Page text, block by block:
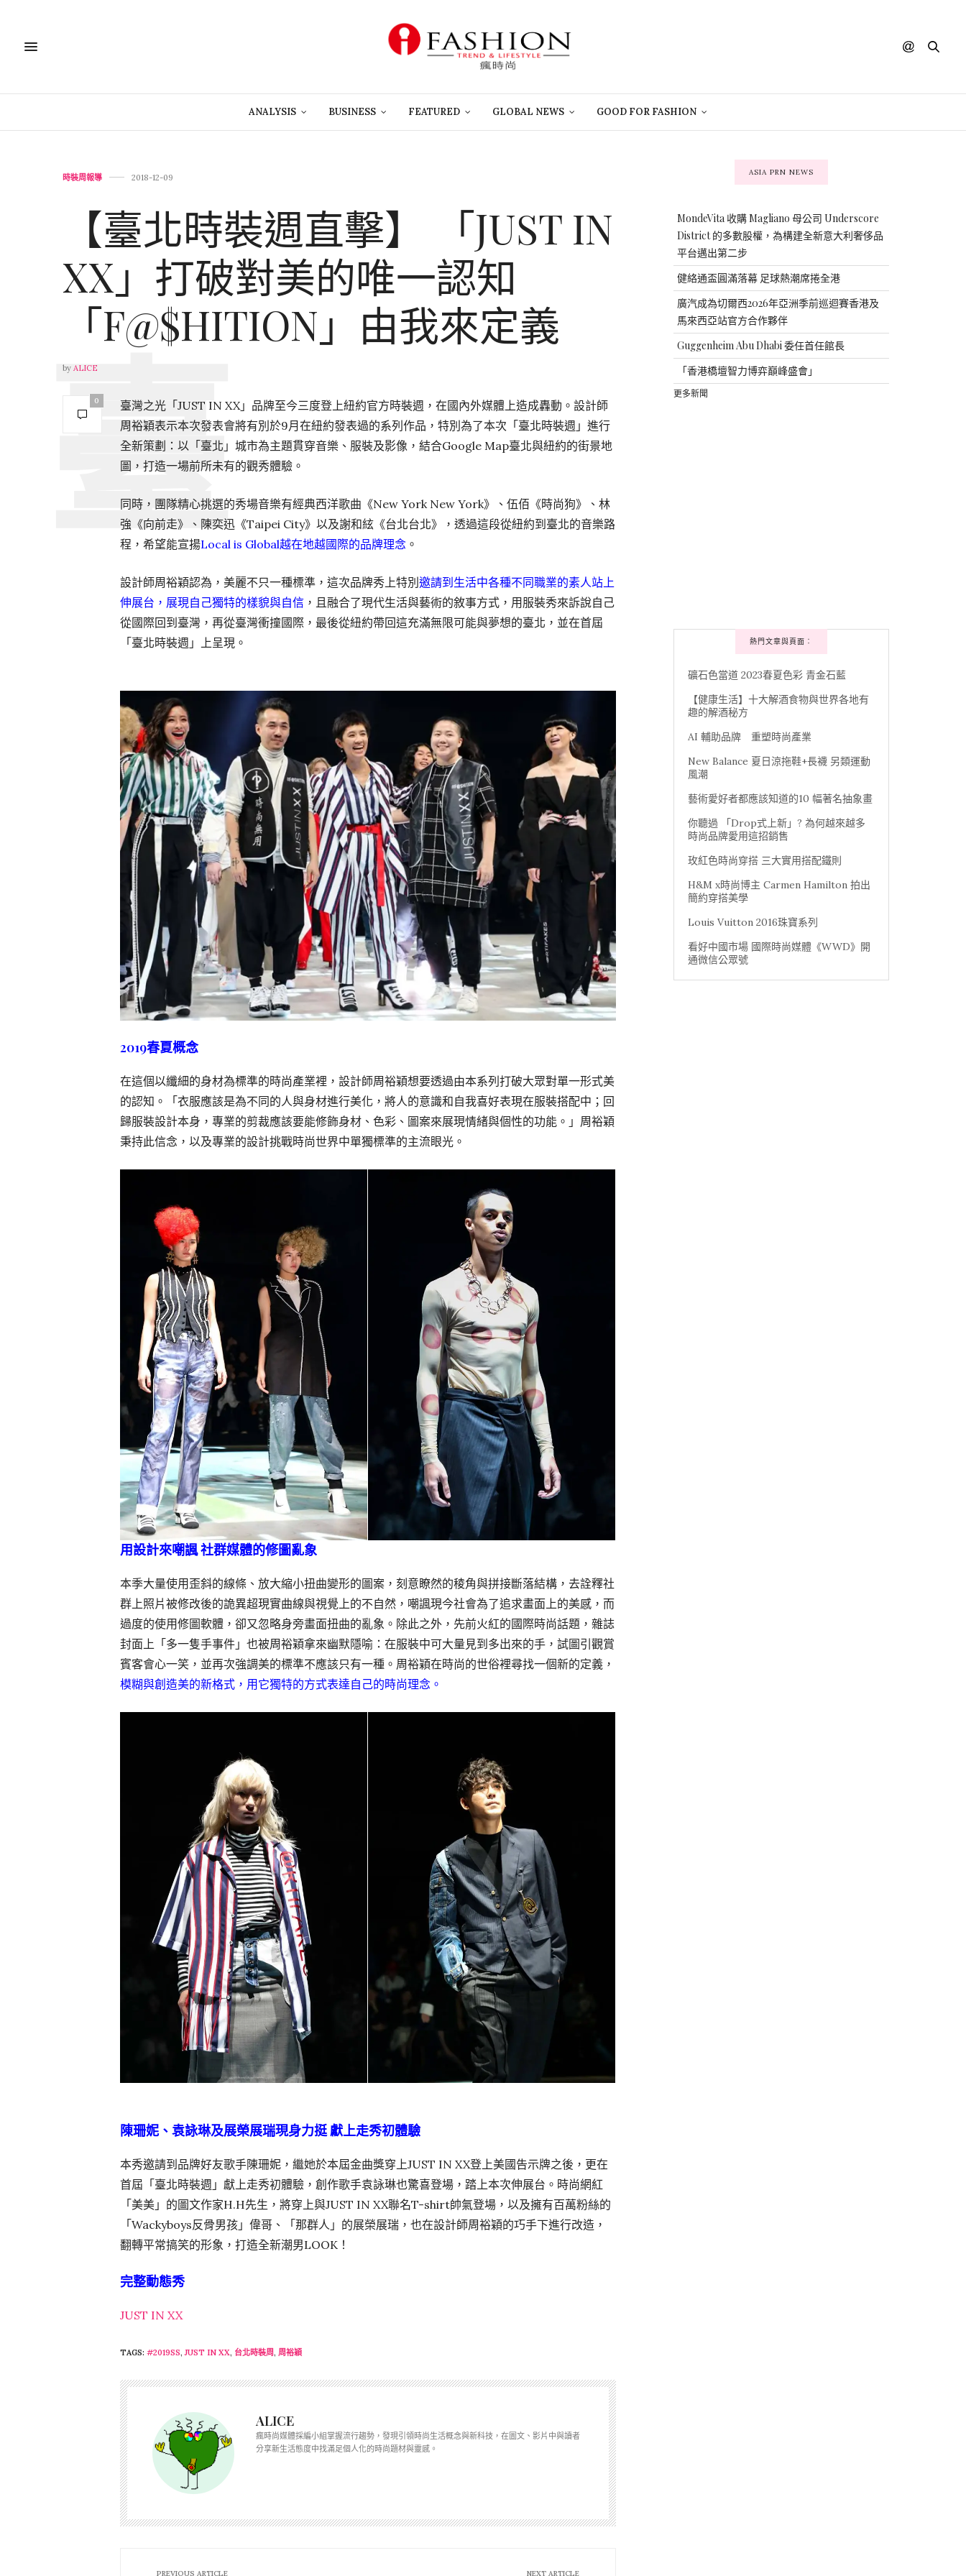
ANALYSIS BUSINESS FEATURED GLOBAL NEWS GOOD FOR FASHION
時裝周報導 2018-12-09
【臺北時裝週直擊】 「JUST IN
XX」打破對美的唯一認知
「F@$HITION」由我來定義
by ALICE
0
臺灣之光「JUST IN XX」品牌至今三度登上紐約官方時裝週，在國內外媒體上造成轟動。設計師
周裕穎表示本次發表會將有別於9月在紐約發表過的系列作品，特別為了本次「臺北時裝週」進行
全新策劃：以「臺北」城市為主題貫穿音樂、服裝及影像，結合Google Map臺北與紐約的街景地
圖，打造一場前所未有的觀秀體驗。
同時，團隊精心挑選的秀場音樂有經典西洋歌曲《New York New York》、伍佰《時尚狗》、林
強《向前走》、陳奕迅《Taipei City》以及謝和絃《台北台北》，透過這段從紐約到臺北的音樂路
程，希望能宣揚Local is Global越在地越國際的品牌理念 。
設計師周裕穎認為，美麗不只一種標準，這次品牌秀上特別邀請到生活中各種不同職業的素人站上
伸展台，展現自己獨特的樣貌與自信 ，且融合了現代生活與藝術的敘事方式，用服裝秀來訴說自己
從國際回到臺灣，再從臺灣衝撞國際，最後從紐約帶回這充滿無限可能與夢想的臺北，並在首屆
「臺北時裝週」上呈現。
2019春夏概念
在這個以纖細的身材為標準的時尚產業裡，設計師周裕穎想要透過由本系列打破大眾對單一形式美
的認知。「衣服應該是為不同的人與身材進行美化，將人的意識和自我喜好表現在服裝搭配中；回
歸服裝設計本身，專業的剪裁應該要能修飾身材、色彩、圖案來展現情緒與個性的功能。」周裕穎
秉持此信念，以及專業的設計挑戰時尚世界中單獨標準的主流眼光。
用設計來嘲諷社群媒體的修圖亂象
本季大量使用歪斜的線條、放大縮小扭曲變形的圖案，刻意瞭然的稜角與拼接斷落結構，去詮釋社
群上照片被修改後的詭異超現實曲線與視覺上的不自然，嘲諷現今社會為了追求畫面上的美感，而
過度的使用修圖軟體，卻又忽略身旁畫面扭曲的亂象。除此之外，先前火紅的國際時尚話題，雜誌
封面上「多一隻手事件」也被周裕穎拿來幽默隱喻：在服裝中可大量見到多出來的手，試圖引觀賞
賓客會心一笑，並再次強調美的標準不應該只有一種。周裕穎在時尚的世俗裡尋找一個新的定義，
模糊與創造美的新格式，用它獨特的方式表達自己的時尚理念。
陳珊妮、袁詠琳及展榮展瑞現身力挺獻上走秀初體驗
本秀邀請到品牌好友歌手陳珊妮，繼她於本屆金曲獎穿上JUST IN XX登上美國告示牌之後，更在
首屆「臺北時裝週」獻上走秀初體驗，創作歌手袁詠琳也驚喜登場，踏上本次伸展台。時尚網紅
「美美」的圖文作家H.H先生，將穿上與JUST IN XX聯名T-shirt帥氣登場，以及擁有百萬粉絲的
「Wackyboys反骨男孩」偉哥、「那群人」的展榮展瑞，也在設計師周裕穎的巧手下進行改造，
翻轉平常搞笑的形象，打造全新潮男LOOK！
完整動態秀
JUST IN XX
TAGS: #2019SS,JUST IN XX, 台北時裝周, 周裕穎
ALICE
瘋時尚媒體採編小組掌握流行趨勢，發現引領時尚生活概念與新科技，在圖文、影片中與讀者
分享新生活態度中找滿足個人化的時尚題材與靈感。
PREVIOUS ARTICLE NEXT ARTICLE
ASIA PRN NEWS
MondeVita 收購 Magliano 母公司 Underscore
District 的多數股權，為構建全新意大利奢侈品
平台邁出第二步
健絡通盃圓滿落幕 足球熱潮席捲全港
廣汽成為切爾西2026年亞洲季前巡迴賽香港及
馬來西亞站官方合作夥伴
Guggenheim Abu Dhabi 委任首任館長
「香港橋壇智力博弈巔峰盛會」
更多新聞
熱門文章與頁面︰
礦石色當道 2023春夏色彩 青金石藍
【健康生活】十大解酒食物與世界各地有
趣的解酒秘方
AI 輔助品牌 重塑時尚產業
New Balance 夏日涼拖鞋+長襪 另類運動
風潮
藝術愛好者都應該知道的10 幅著名抽象畫
你聽過 「Drop式上新」? 為何越來越多
時尚品牌愛用這招銷售
玫紅色時尚穿搭 三大實用搭配鐵則
H&M x時尚博主 Carmen Hamilton 拍出
簡約穿搭美學
Louis Vuitton 2016珠寶系列
看好中國市場 國際時尚媒體《WWD》開
通微信公眾號